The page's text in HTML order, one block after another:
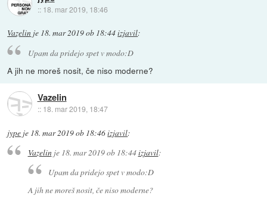
:: 18. mar 2019, 18:46
Vazelin je 18. mar 2019 ob 18:44izjavil:
Upam da pridejo spet v modo:D
A jih ne moreš nosit, če niso moderne?
Vazelin
:: 18. mar 2019, 18:47
jype je 18. mar 2019 ob 18:46izjavil:
Vazelinje 18. mar 2019 ob 18:44izjavil:
Upam da pridejo spet v modo:D
A jih ne moreš nosit, če niso moderne?